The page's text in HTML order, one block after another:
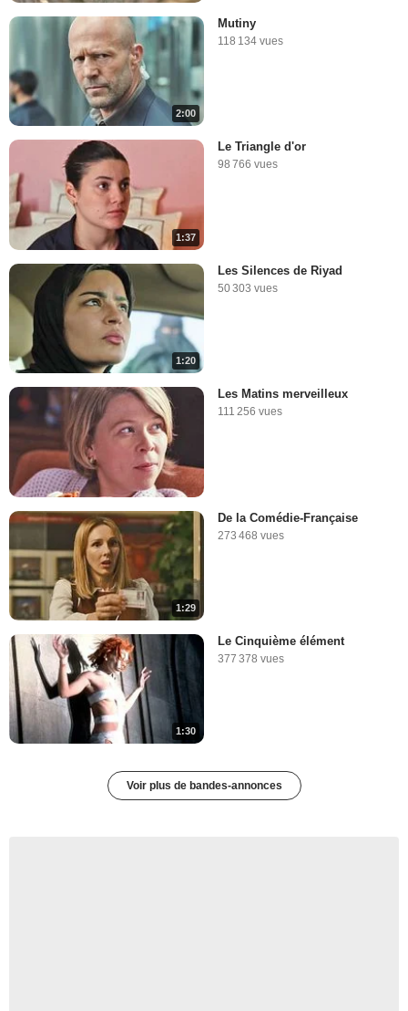
2:00
Mutiny
118 134 vues
1:37
Le Triangle d'or
98 766 vues
1:20
Les Silences de Riyad
50 303 vues
Les Matins merveilleux
111 256 vues
1:29
De la Comédie-Française
273 468 vues
1:30
Le Cinquième élément
377 378 vues
Voir plus de bandes-annonces